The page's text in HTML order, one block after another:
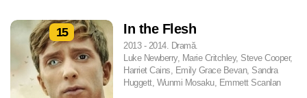
15 In the Flesh
2013 - 2014. Dramă.
Luke Newberry, Marie Critchley, Steve Cooper,
Harriet Cains, Emily Grace Bevan, Sandra
Huggett, Wunmi Mosaku, Emmett Scanlan